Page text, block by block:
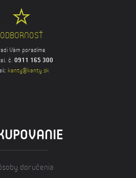
ODBORNOSŤ
Vám poradíme
č. 0911 165 300
kanty@kanty.sk
doručenia